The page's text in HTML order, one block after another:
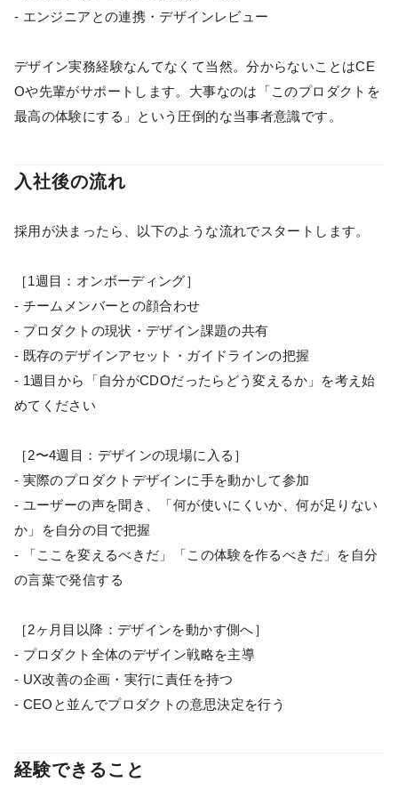
- エンジニアとの連携・デザインレビュー
デザイン実務経験なんてなくて当然。分からないことはCE
Oや先輩がサポートします。大事なのは「このプロダクトを
最高の体験にする」という圧倒的な当事者意識です。
入社後の流れ
採用が決まったら、以下のような流れでスタートします。
［1週目：オンボーディング］
- チームメンバーとの顔合わせ
- プロダクトの現状・デザイン課題の共有
- 既存のデザインアセット・ガイドラインの把握
- 1週目から「自分がCDOだったらどう変えるか」を考え始
めてください
［2〜4週目：デザインの現場に入る］
- 実際のプロダクトデザインに手を動かして参加
- ユーザーの声を聞き、「何が使いにくいか、何が足りない
か」を自分の目で把握
- 「ここを変えるべきだ」「この体験を作るべきだ」を自分
の言葉で発信する
［2ヶ月目以降：デザインを動かす側へ］
- プロダクト全体のデザイン戦略を主導
- UX改善の企画・実行に責任を持つ
- CEOと並んでプロダクトの意思決定を行う
経験できること